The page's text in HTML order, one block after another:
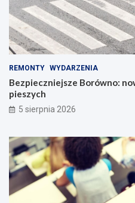
REMONTY WYDARZENIA
Bezpieczniejsze Borówno:
pieszych
5 sierpnia 2026